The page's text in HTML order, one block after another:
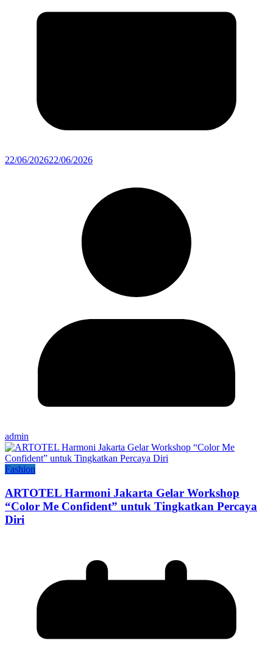
22/06/202622/06/2026
admin
Fashion
ARTOTEL Harmoni Jakarta Gelar Workshop
“Color Me Confident” untuk Tingkatkan Percaya
Diri